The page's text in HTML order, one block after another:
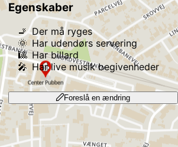
Egenskaber
🚬 Der må ryges
🌞 Har udendørs servering
🎱 Har billard
🎤 Har live musik begivenheder
Foreslå en ændring